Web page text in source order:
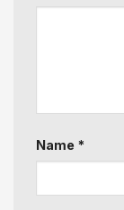
Name *